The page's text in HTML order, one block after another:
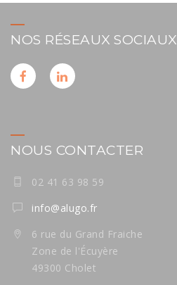
NOS RÉSEAUX SOCIAUX
NOUS CONTACTER
02 41 63 98 59
info@alugo.fr
6 rue du Grand Fraiche
Zone de l'Écuyère
49300 Cholet